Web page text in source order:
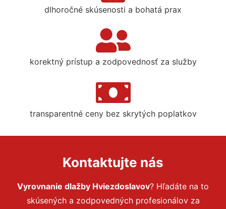
dlhoročné skúsenosti a bohatá prax
korektný prístup a zodpovednosť za služby
transparentné ceny bez skrytých poplatkov
Kontaktujte nás
Vyrovnanie dlažby Hviezdoslavov? Hľadáte na to
skúsených a zodpovedných profesionálov za